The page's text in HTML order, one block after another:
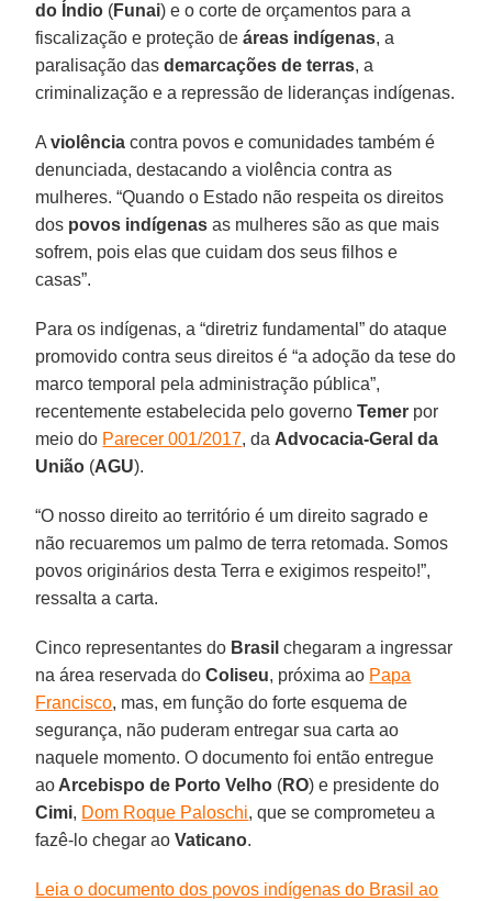
do Índio (Funai) e o corte de orçamentos para a
fiscalização e proteção deáreas indígenas, a
paralisação dasdemarcações de terras, a
criminalização e a repressão de lideranças indígenas.
Aviolência contra povos e comunidades também é
denunciada, destacando a violência contra as
mulheres. “Quando o Estado não respeita os direitos
dos povos indígenas as mulheres são as que mais
sofrem, pois elas que cuidam dos seus filhos e
casas”.
Para os indígenas, a “diretriz fundamental” do ataque
promovido contra seus direitos é “a adoção da tese do
marco temporal pela administração pública”,
recentemente estabelecida pelo governoTemer por
meio do Parecer 001/2017, da Advocacia-Geral da
União (AGU).
“O nosso direito ao território é um direito sagrado e
não recuaremos um palmo de terra retomada. Somos
povos originários desta Terra e exigimos respeito!”,
ressalta a carta.
Cinco representantes do Brasil chegaram a ingressar
na área reservada doColiseu, próxima ao Papa
Francisco, mas, em função do forte esquema de
segurança, não puderam entregar sua carta ao
naquele momento. O documento foi então entregue
ao Arcebispo de Porto Velho (RO) e presidente do
Cimi, Dom Roque Paloschi, que se comprometeu a
fazê-lo chegar aoVaticano.
Leia o documento dos povos indígenas do Brasil ao